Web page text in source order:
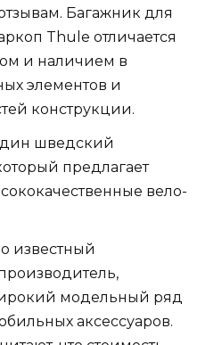
Багажник для
Thule отличается
и наличием в
элементов и
конструкции.
шведский
предлагает
вело-
известный
модельный ряд
аксессуаров.